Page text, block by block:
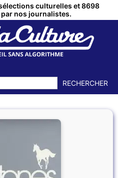
culturelles et 8698
nos journalistes.
RECHERCHER